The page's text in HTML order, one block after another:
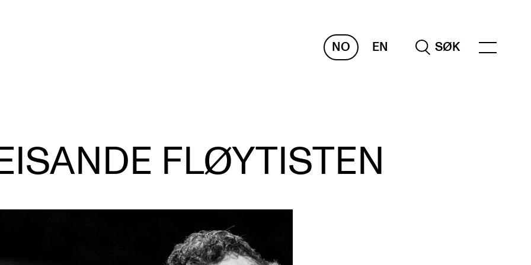
NO EN SØK
IT og digitale tjenester
Canvas
STUDENTSTØTTE
Eksamen og vitnemål
FLØYTISTEN